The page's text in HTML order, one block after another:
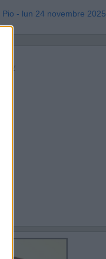
- lun 24 novembre 2025